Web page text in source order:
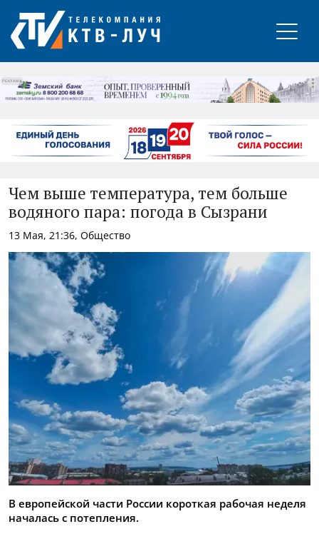
РЕКЛАМА
Чем выше температура, тем больше
водяного пара: погода в Сызрани
13 Мая, 21:36, Общество
В европейской части России короткая рабочая неделя
началась с потепления.